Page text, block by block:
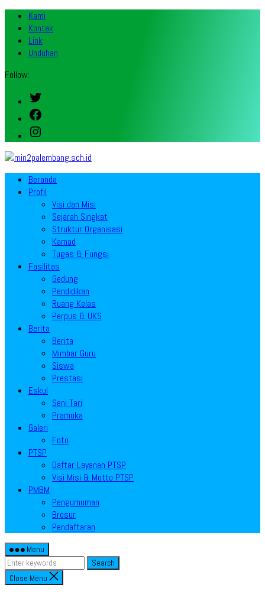
Kami
Kontak
Link
Unduhan
Follow:
Twitter
Facebook
Instagram
Beranda
Profil
Visi dan Misi
Sejarah Singkat
Struktur Organisasi
Kamad
Tugas & Fungsi
Fasilitas
Gedung
Pendidikan
Ruang Kelas
Perpus & UKS
Berita
Berita
Mimbar Guru
Siswa
Prestasi
Eskul
Seni Tari
Pramuka
Galeri
Foto
PTSP
Daftar Layanan PTSP
Visi Misi & Motto PTSP
PMBM
Pengumuman
Brosur
Pendaftaran
Menu
Search
Close Menu